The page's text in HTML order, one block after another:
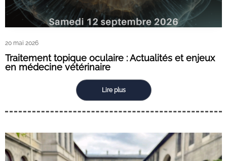
20 mai 2026
Traitement topique oculaire : Actualités et enjeux
en médecine vétérinaire
Lire plus